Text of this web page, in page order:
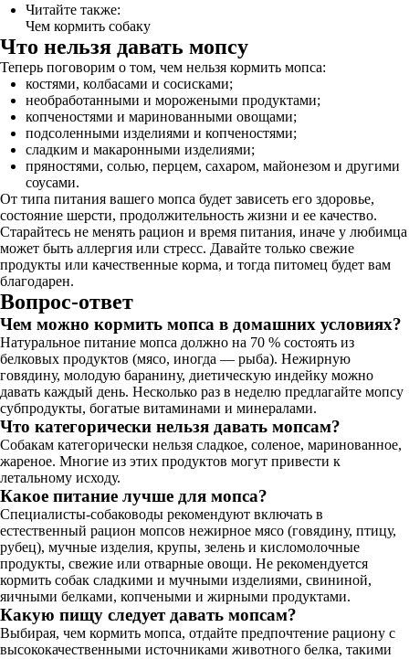
Читайте также:
Чем кормить собаку
Что нельзя давать мопсу
Теперь поговорим о том, чем нельзя кормить мопса:
костями, колбасами и сосисками;
необработанными и морожеными продуктами;
копченостями и маринованными овощами;
подсоленными изделиями и копченостями;
сладким и макаронными изделиями;
пряностями, солью, перцем, сахаром, майонезом и другими
соусами.
От типа питания вашего мопса будет зависеть его здоровье,
состояние шерсти, продолжительность жизни и ее качество.
Старайтесь не менять рацион и время питания, иначе у любимца
может быть аллергия или стресс. Давайте только свежие
продукты или качественные корма, и тогда питомец будет вам
благодарен.
Вопрос-ответ
Чем можно кормить мопса в домашних условиях?
Натуральное питание мопса должно на 70 % состоять из
белковых продуктов (мясо, иногда — рыба). Нежирную
говядину, молодую баранину, диетическую индейку можно
давать каждый день. Несколько раз в неделю предлагайте мопсу
субпродукты, богатые витаминами и минералами.
Что категорически нельзя давать мопсам?
Собакам категорически нельзя сладкое, соленое, маринованное,
жареное. Многие из этих продуктов могут привести к
летальному исходу.
Какое питание лучше для мопса?
Специалисты-собаководы рекомендуют включать в
естественный рацион мопсов нежирное мясо (говядину, птицу,
рубец), мучные изделия, крупы, зелень и кисломолочные
продукты, свежие или отварные овощи. Не рекомендуется
кормить собак сладкими и мучными изделиями, свининой,
яичными белками, копчеными и жирными продуктами.
Какую пищу следует давать мопсам?
Выбирая, чем кормить мопса, отдайте предпочтение рациону с
высококачественными источниками животного белка, такими